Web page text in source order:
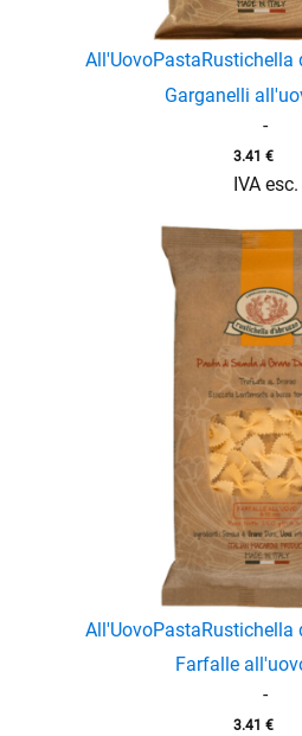
All'UovoPastaRustichella
Garganelli
-
3.41 €
IVA esc.
All'UovoPastaRustichella
Farfalle
-
3.41 €